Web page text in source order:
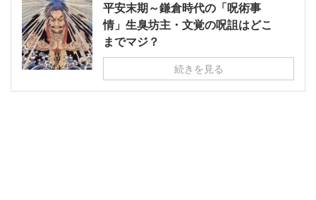
平安末期～鎌倉時代の「呪術事
情」生臭坊主・文覚の呪詛はどこ
までマジ？
続きを見る